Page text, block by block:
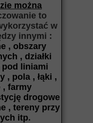
można
to
w
innymi :
, obszary
, działki
pod liniami
, pola , łąki ,
, farmy
drogowe
, tereny przy
itp.